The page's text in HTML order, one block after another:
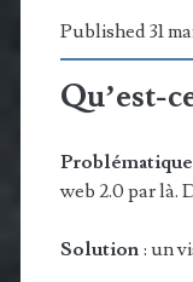
Published 31
Qu’est-
Problématique
web 2.0 par là.
Solution: un